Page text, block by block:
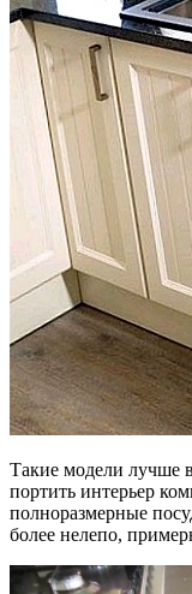
Такие модели лучше
портить интерьер
полноразмерные
более нелепо,